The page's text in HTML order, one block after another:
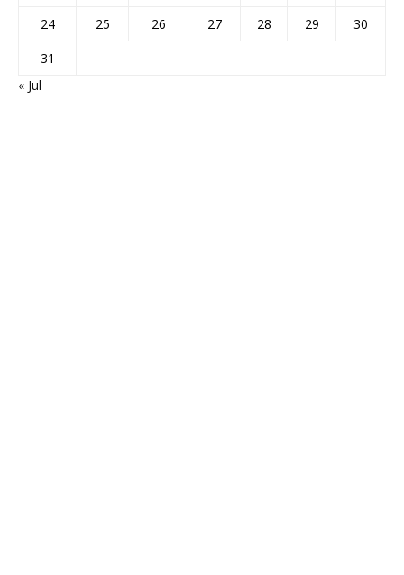
24
25 26 27 28 29
30
31
« Jul